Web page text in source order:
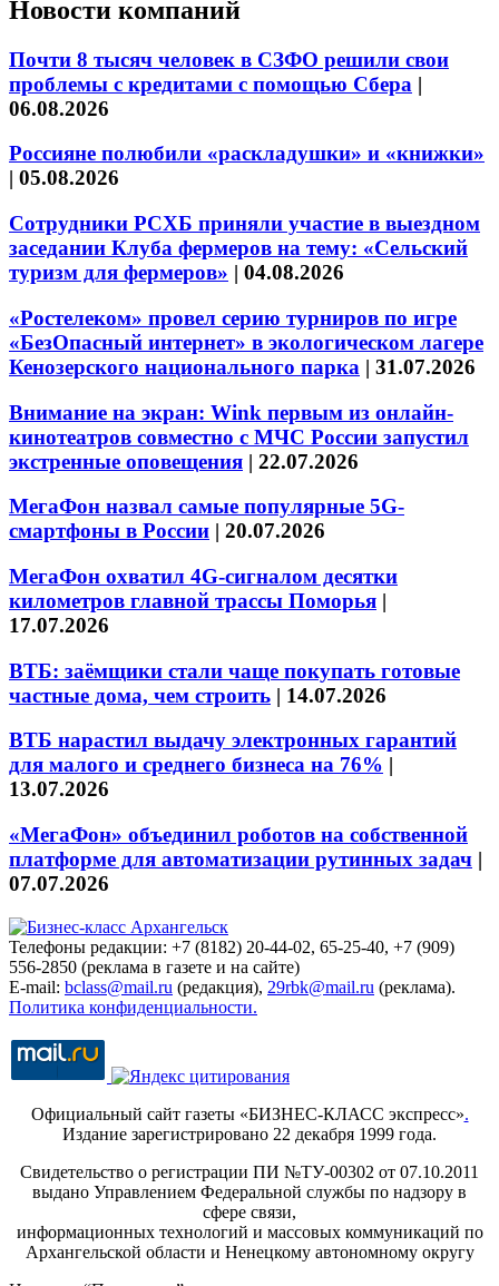
Новости компаний
Почти 8 тысяч человек в СЗФО решили свои
проблемы с кредитами с помощью Сбера |
06.08.2026
Россияне полюбили «раскладушки» и «книжки»
| 05.08.2026
Сотрудники РСХБ приняли участие в выездном
заседании Клуба фермеров на тему: «Сельский
туризм для фермеров» | 04.08.2026
«Ростелеком» провел серию турниров по игре
«БезОпасный интернет» в экологическом лагере
Кенозерского национального парка | 31.07.2026
Внимание на экран: Wink первым из онлайн-
кинотеатров совместно с МЧС России запустил
экстренные оповещения | 22.07.2026
МегаФон назвал самые популярные 5G-
смартфоны в России | 20.07.2026
МегаФон охватил 4G-сигналом десятки
километров главной трассы Поморья |
17.07.2026
ВТБ: заёмщики стали чаще покупать готовые
частные дома, чем строить | 14.07.2026
ВТБ нарастил выдачу электронных гарантий
для малого и среднего бизнеса на 76% |
13.07.2026
«МегаФон» объединил роботов на собственной
платформе для автоматизации рутинных задач |
07.07.2026
Телефоны редакции: +7 (8182) 20-44-02, 65-25-40, +7 (909)
556-2850 (реклама в газете и на сайте)
E-mail: bclass@mail.ru (редакция), 29rbk@mail.ru (реклама).
Политика конфиденциальности.
Официальный сайт газеты «БИЗНЕС-КЛАСС экспресс».
Издание зарегистрировано 22 декабря 1999 года.
Свидетельство о регистрации ПИ №ТУ-00302 от 07.10.2011
выдано Управлением Федеральной службы по надзору в
сфере связи,
информационных технологий и массовых коммуникаций по
Архангельской области и Ненецкому автономному округу